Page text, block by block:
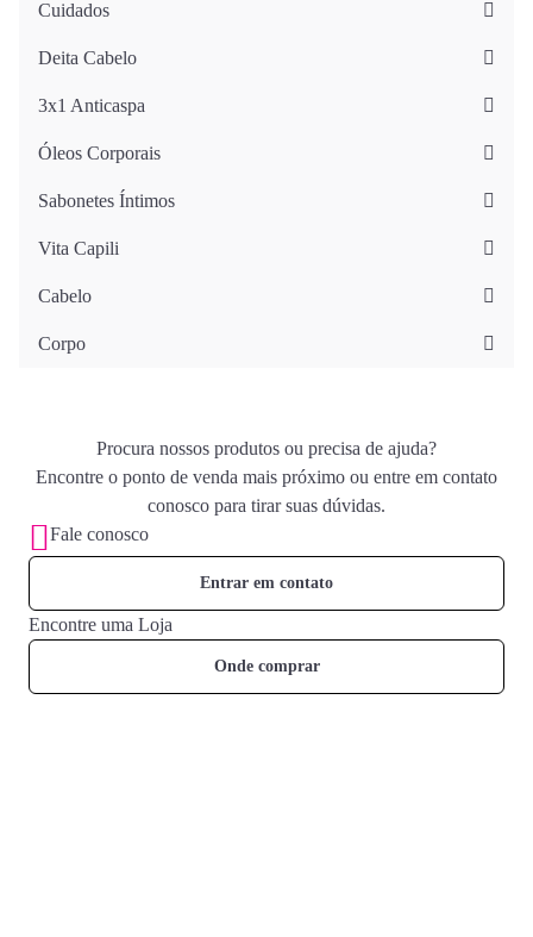
Cuidados
Deita Cabelo
3x1 Anticaspa
Óleos Corporais
Sabonetes Íntimos
Vita Capili
Cabelo
Corpo
Procura nossos produtos ou precisa de ajuda?
Encontre o ponto de venda mais próximo ou entre em contato
conosco para tirar suas dúvidas.
Fale conosco
Entrar em contato
Encontre uma Loja
Onde comprar